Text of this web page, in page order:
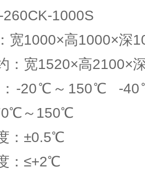
260CK-1000S
宽1000×高1000×深
：宽1520×高2100×
：-20℃～150℃ -
～150℃
：±0.5℃
：≤+2℃